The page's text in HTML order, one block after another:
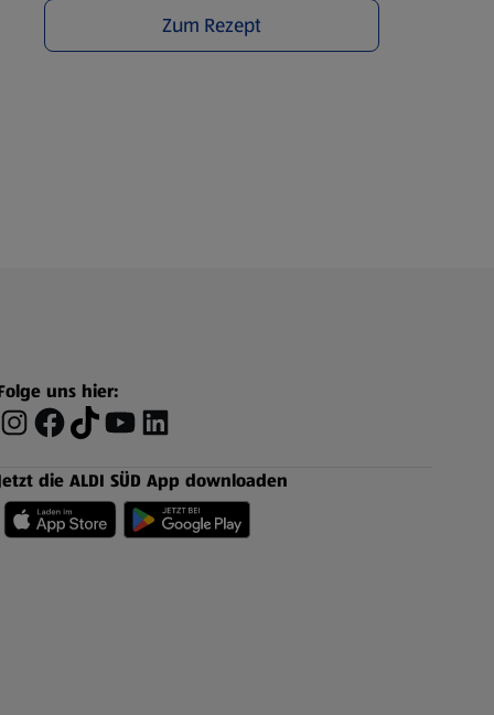
Zum Rezept
uns hier:
die ALDI SÜD App downloaden